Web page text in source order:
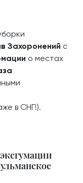
Захоронений с
о местах
в СНГ!).